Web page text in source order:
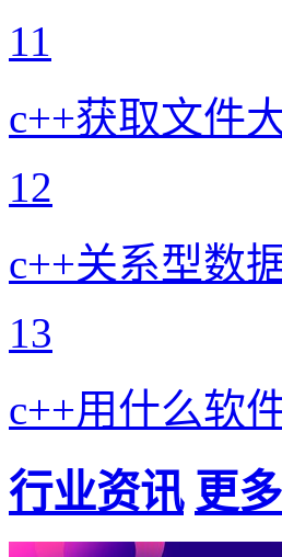
11
c++获取文件
12
c++关系型数
13
c++用什么软
行业资讯 更